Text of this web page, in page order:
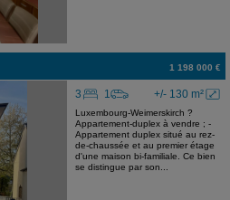
1 198 000 €
+/- 130 m²
3 1
Luxembourg-Weimerskirch ?
Appartement-duplex à vendre ; -
Appartement duplex situé au rez-
de-chaussée et au premier étage
d'une maison bi-familiale. Ce bien
se distingue par son...